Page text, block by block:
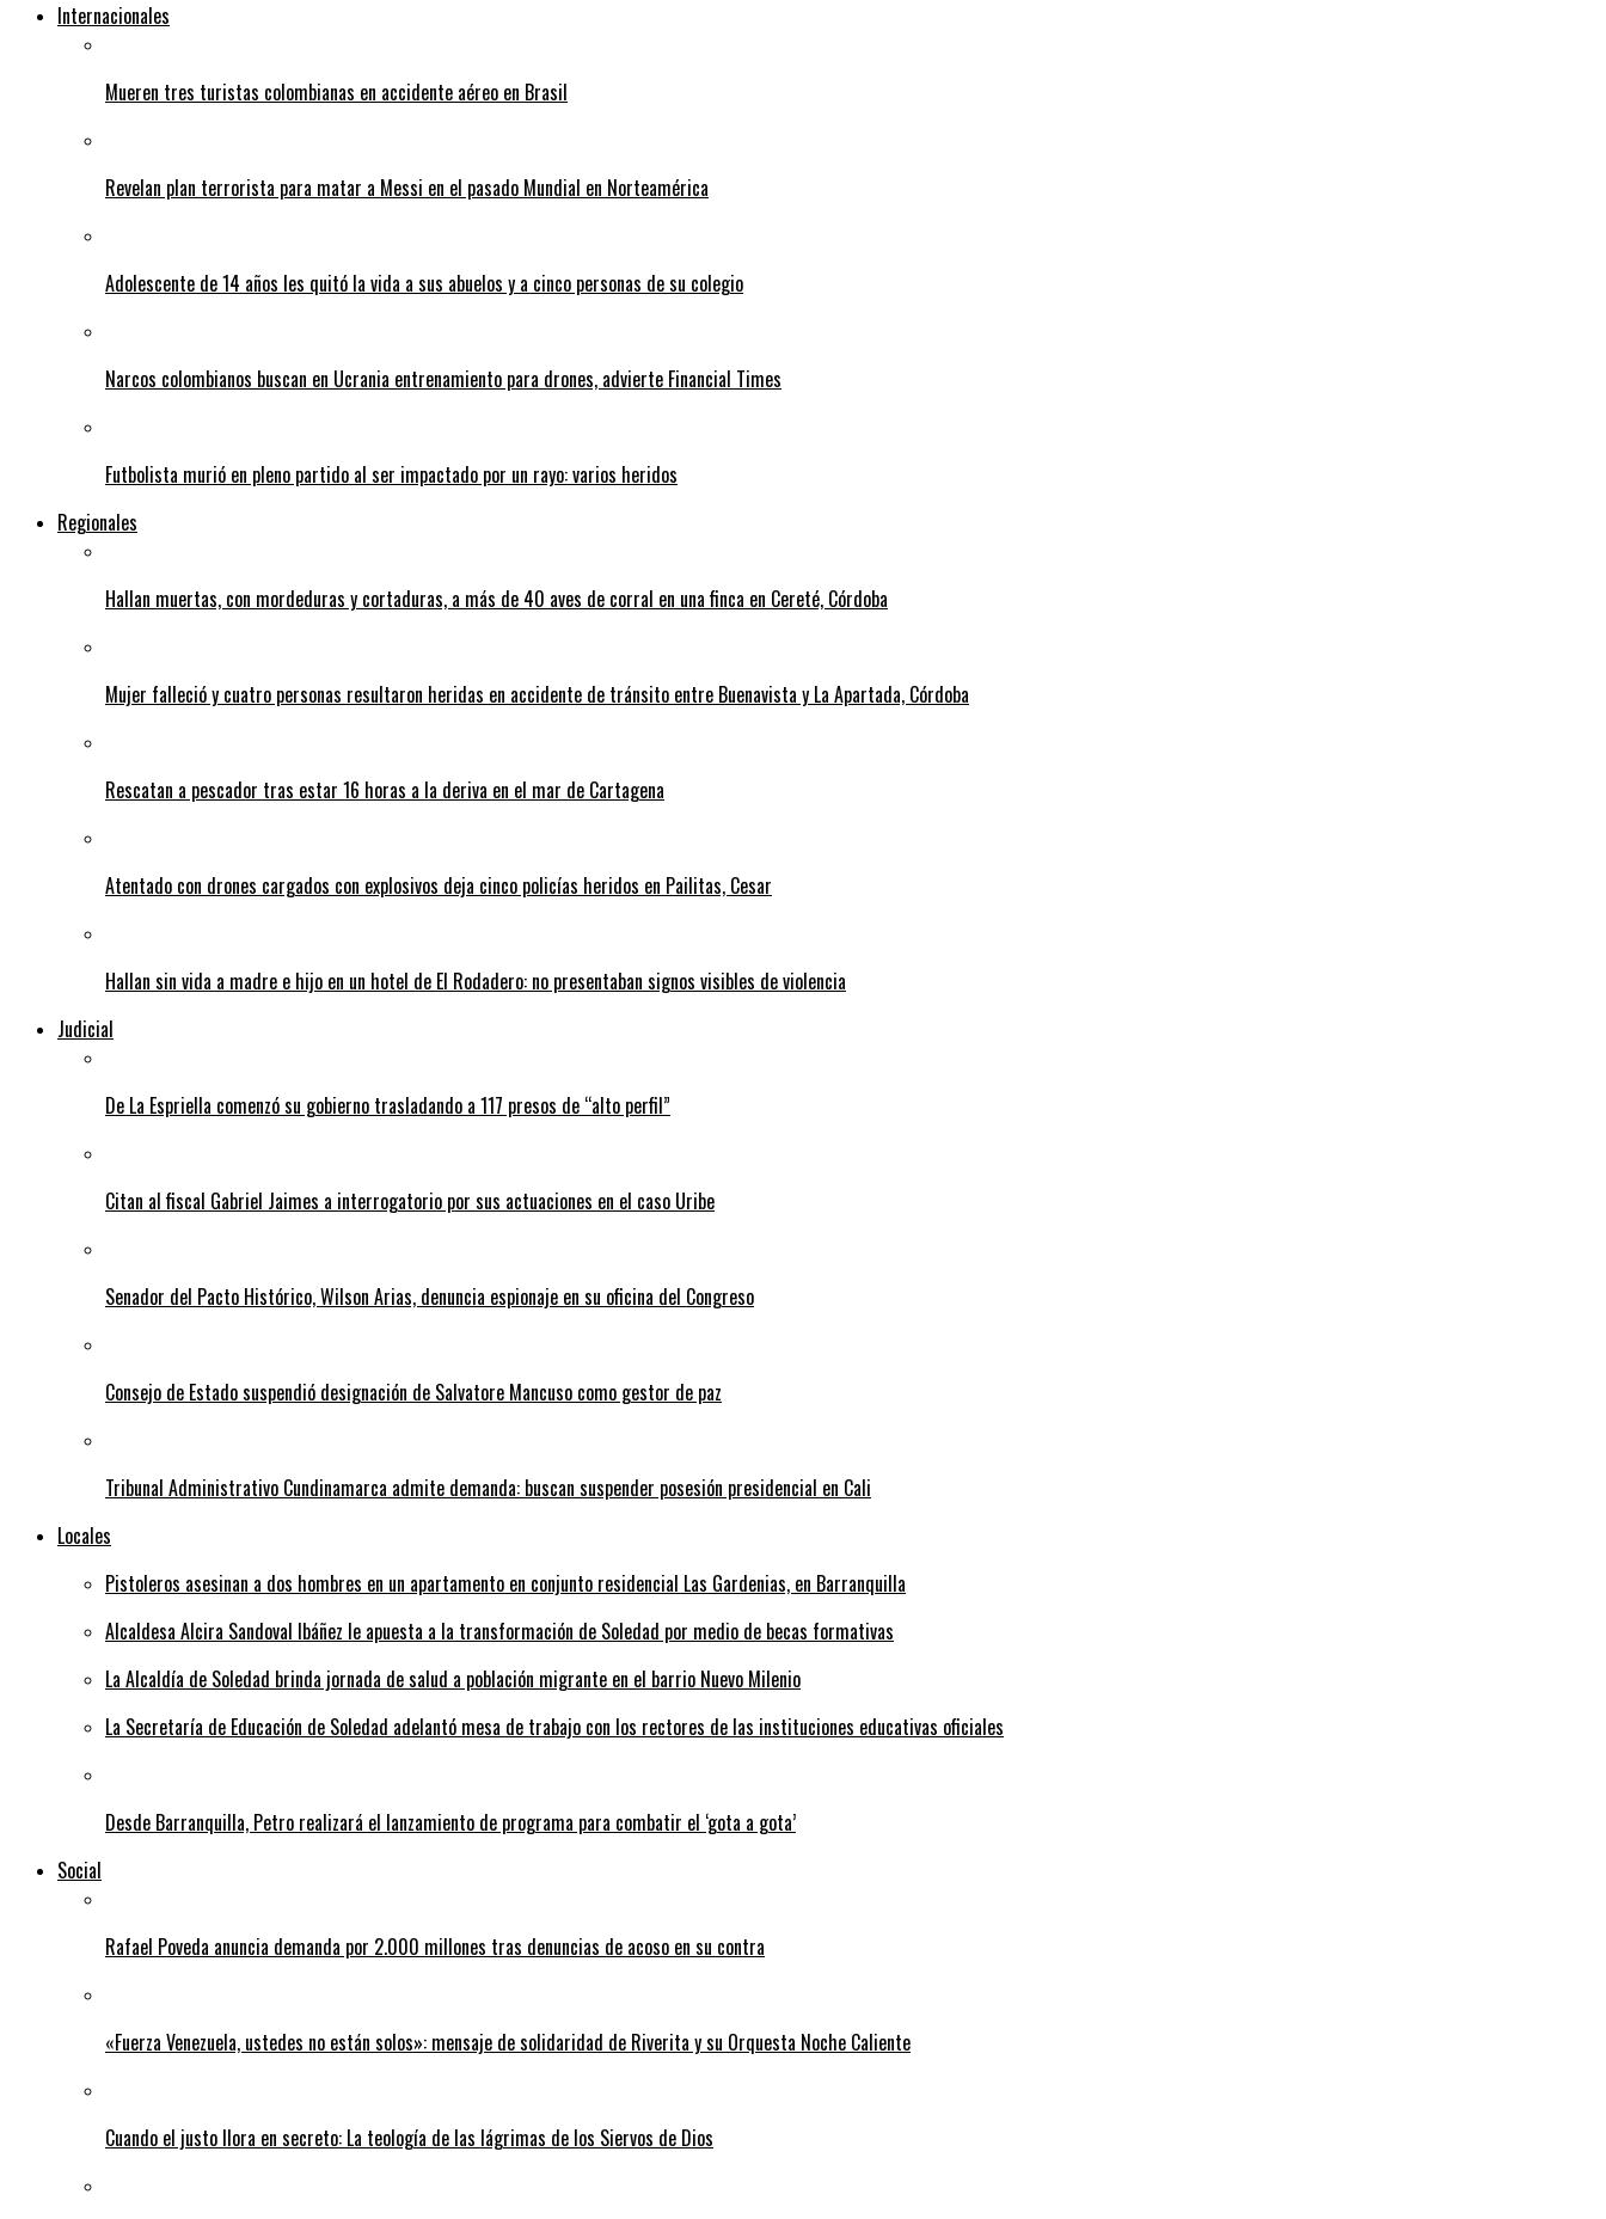
Internacionales
Mueren tres turistas colombianas en accidente aéreo en Brasil
Revelan plan terrorista para matar a Messi en el pasado Mundial en Norteamérica
Adolescente de 14 años les quitó la vida a sus abuelos y a cinco personas de su colegio
Narcos colombianos buscan en Ucrania entrenamiento para drones, advierte Financial Times
Futbolista murió en pleno partido al ser impactado por un rayo: varios heridos
Regionales
Hallan muertas, con mordeduras y cortaduras, a más de 40 aves de corral en una finca en Cereté, Córdoba
Mujer falleció y cuatro personas resultaron heridas en accidente de tránsito entre Buenavista y La Apartada, Córdoba
Rescatan a pescador tras estar 16 horas a la deriva en el mar de Cartagena
Atentado con drones cargados con explosivos deja cinco policías heridos en Pailitas, Cesar
Hallan sin vida a madre e hijo en un hotel de El Rodadero: no presentaban signos visibles de violencia
Judicial
De La Espriella comenzó su gobierno trasladando a 117 presos de “alto perfil”
Citan al fiscal Gabriel Jaimes a interrogatorio por sus actuaciones en el caso Uribe
Senador del Pacto Histórico, Wilson Arias, denuncia espionaje en su oficina del Congreso
Consejo de Estado suspendió designación de Salvatore Mancuso como gestor de paz
Tribunal Administrativo Cundinamarca admite demanda: buscan suspender posesión presidencial en Cali
Locales
Pistoleros asesinan a dos hombres en un apartamento en conjunto residencial Las Gardenias, en Barranquilla
Alcaldesa Alcira Sandoval Ibáñez le apuesta a la transformación de Soledad por medio de becas formativas
La Alcaldía de Soledad brinda jornada de salud a población migrante en el barrio Nuevo Milenio
La Secretaría de Educación de Soledad adelantó mesa de trabajo con los rectores de las instituciones educativas oficiales
Desde Barranquilla, Petro realizará el lanzamiento de programa para combatir el ‘gota a gota’
Social
Rafael Poveda anuncia demanda por 2.000 millones tras denuncias de acoso en su contra
«Fuerza Venezuela, ustedes no están solos»: mensaje de solidaridad de Riverita y su Orquesta Noche Caliente
Cuando el justo llora en secreto: La teología de las lágrimas de los Siervos de Dios